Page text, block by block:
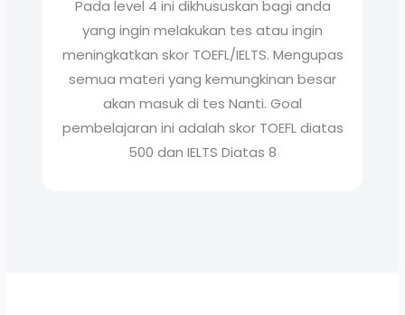
Pada level 4 ini dikhususkan bagi anda
yang ingin melakukan tes atau ingin
meningkatkan skor TOEFL/IELTS. Mengupas
semua materi yang kemungkinan besar
akan masuk di tes Nanti. Goal
pembelajaran ini adalah skor TOEFL diatas
500 dan IELTS Diatas 8